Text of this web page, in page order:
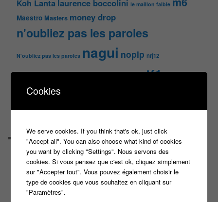
Koh Lanta laurence boccolini le maillon faible
Maestro Masters money drop
n'oubliez pas les paroles
N'oubliez pas les paroles nagui noplp nrj12
tf1
tournagetv
Castings
C’est quoi un casteur ?
C’est quoi un directeur de casting ?
Harry
Motus
Slam
Cookies
We serve cookies. If you think that's ok, just click
"Accept all". You can also choose what kind of cookies
you want by clicking "Settings". Nous servons des
cookies. Si vous pensez que c'est ok, cliquez simplement
sur "Accepter tout". Vous pouvez également choisir le
type de cookies que vous souhaitez en cliquant sur
"Paramètres".